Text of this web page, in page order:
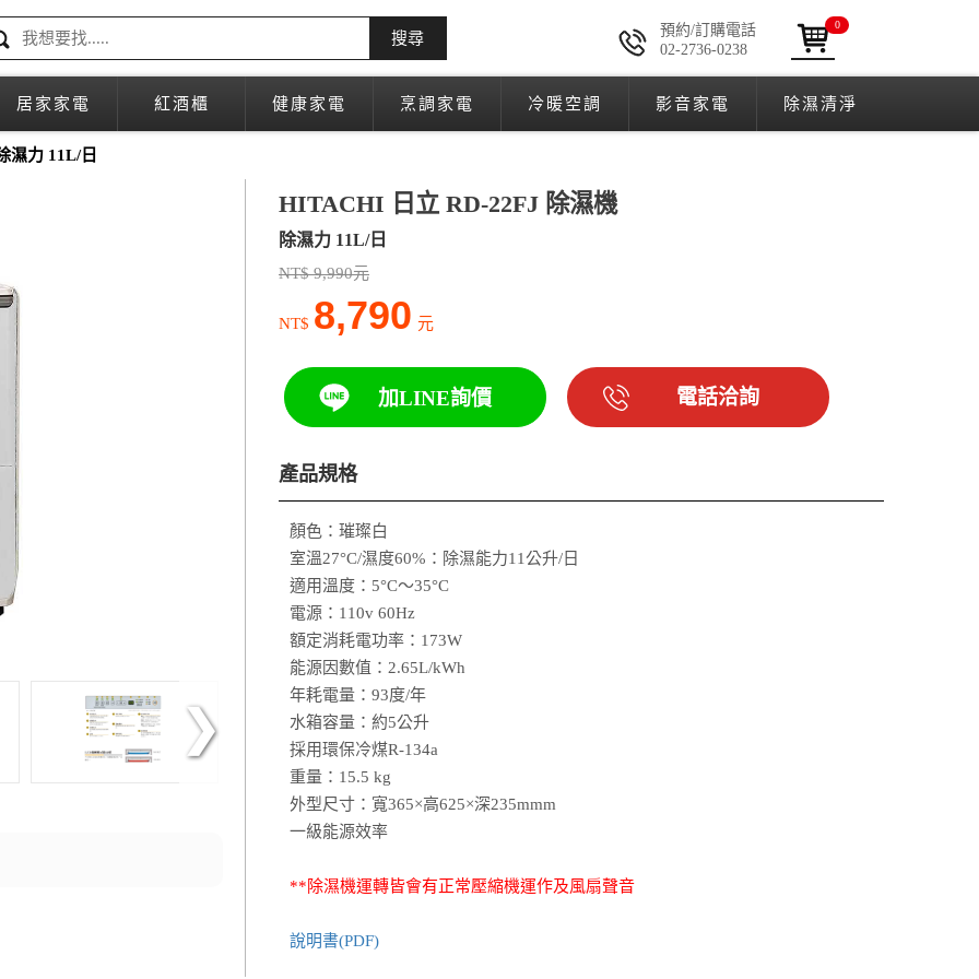
搜尋
預約/訂購電話
02-2736-0238
0
居家家電 紅酒櫃 健康家電 烹調家電 冷暖空調 影音家電 除濕清淨
濕力 11L/日
HITACHI 日立 RD-22FJ 除濕機
除濕力 11L/日
NT$ 9,990元
NT$ 8,790 元
加LINE詢價 電話洽詢
產品規格
顏色：璀璨白
室溫27°C/濕度60%：除濕能力11公升/日
適用溫度：5°C～35°C
電源：110v 60Hz
額定消耗電功率：173W
能源因數值：2.65L/kWh
年耗電量：93度/年
水箱容量：約5公升
採用環保冷煤R-134a
重量：15.5 kg
外型尺寸：寬365×高625×深235mmm
一級能源效率
**除濕機運轉皆會有正常壓縮機運作及風扇聲音
說明書(PDF)